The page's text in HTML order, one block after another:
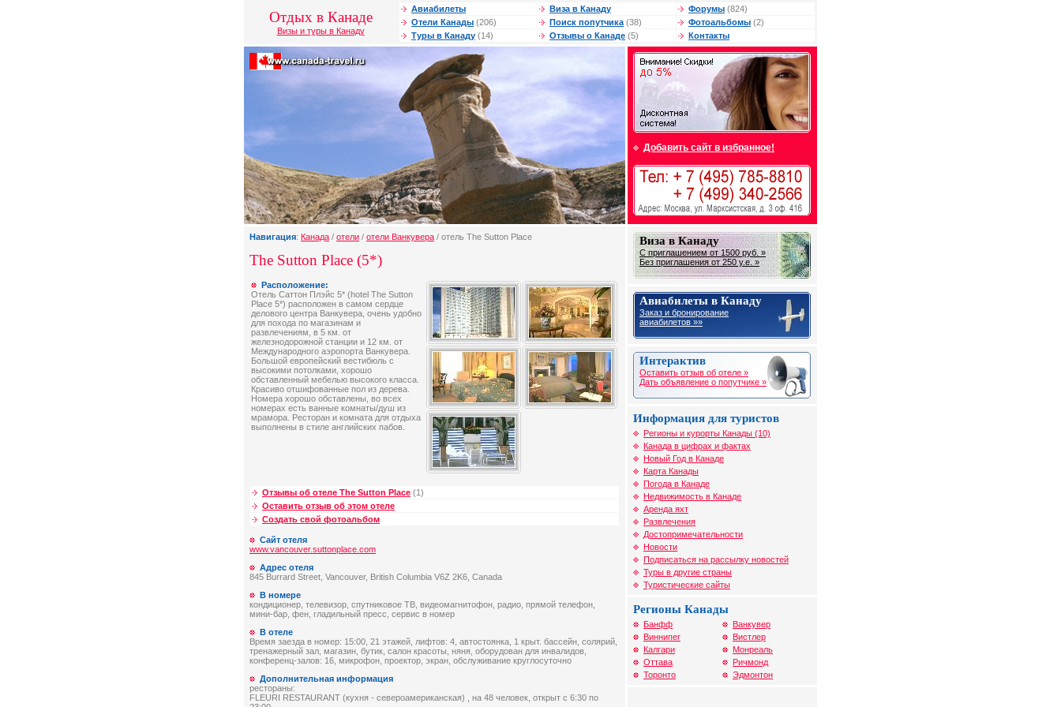
Отдых в Канаде
Визы и туры в Канаду
Авиабилеты Виза в Канаду Форумы (824)
Отели Канады (206) Поиск попутчика (38) Фотоальбомы (2)
Туры в Канаду (14) Отзывы о Канаде (5) Контакты
Добавить сайт в избранное!
Навигация: Канада / отели / отели Ванкувера / отель The Sutton Place
The Sutton Place (5*)
Расположение:
Отель Саттон Плэйс 5* (hotel The Sutton
Place 5*) расположен в самом сердце
делового центра Ванкувера, очень удобно
для похода по магазинам и
развлечениям, в 5 км. от
железнодорожной станции и 12 км. от
Международного аэропорта Ванкувера.
Большой европейский вестибюль с
высокими потолками, хорошо
обставленный мебелью высокого класса.
Красиво отшифованные пол из дерева.
Номера хорошо обставлены, во всех
номерах есть ванные комнаты/душ из
мрамора. Ресторан и комната для отдыха
выполнены в стиле английских пабов.
Отзывы об отеле The Sutton Place (1)
Оставить отзыв об этом отеле
Создать свой фотоальбом
Сайт отеля
www.vancouver.suttonplace.com
Адрес отеля
845 Burrard Street, Vancouver, British Columbia V6Z 2K6, Canada
В номере
кондиционер, телевизор, спутниковое ТВ, видеомагнитофон, радио, прямой телефон,
мини-бар, фен, гладильный пресс, сервис в номер
В отеле
Время заезда в номер: 15:00, 21 этажей, лифтов: 4, автостоянка, 1 крыт. бассейн, солярий,
тренажерный зал, магазин, бутик, салон красоты, няня, оборудован для инвалидов,
конференц-залов: 16, микрофон, проектор, экран, обслуживание круглосуточно
Дополнительная информация
рестораны:
FLEURI RESTAURANT (кухня - североамериканская) , на 48 человек, открыт c 6:30 по
Виза в Канаду
С приглашением от 1500 руб. »
Без приглашения от 250 у.е. »
Авиабилеты в Канаду
Заказ и бронирование
авиабилетов »»
Интерактив
Оставить отзыв об отеле »
Дать объявление о попутчике »
Информация для туристов
Регионы и курорты Канады (10)
Канада в цифрах и фактах
Новый Год в Канаде
Карта Канады
Погода в Канаде
Недвижимость в Канаде
Аренда яхт
Развлечения
Достопримечательности
Новости
Подписаться на рассылку новостей
Туры в другие страны
Туристические сайты
Регионы Канады
Банфф
Виннипег
Калгари
Оттава
Торонто
Ванкувер
Вистлер
Монреаль
Ричмонд
Эдмонтон